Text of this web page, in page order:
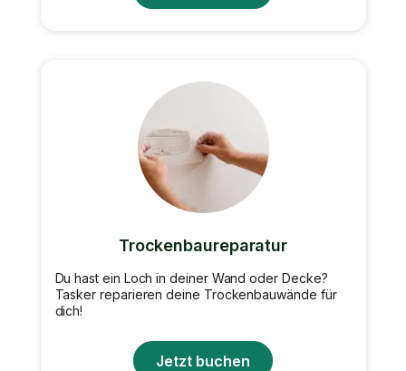
Trockenbaureparatur
Du hast ein Loch in deiner Wand oder Decke?
Tasker reparieren deine Trockenbauwände für
dich!
Jetzt buchen